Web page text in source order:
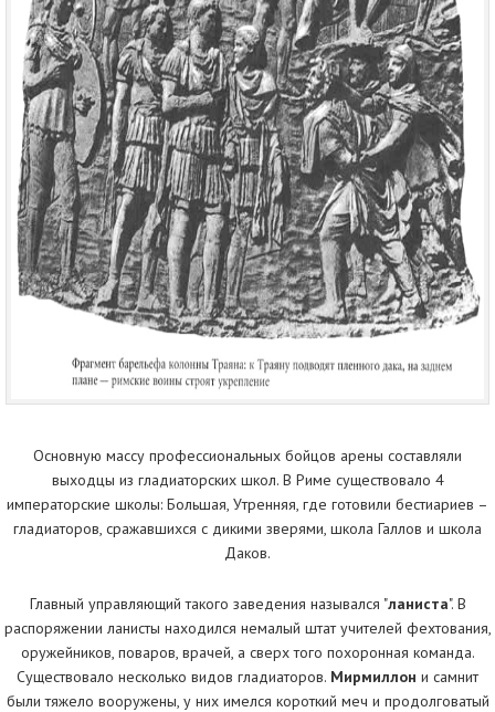
Основную массу профессиональных бойцов арены составляли
выходцы из гладиаторских школ. В Риме существовало 4
императорские школы: Большая, Утренняя, где готовили бестиариев –
гладиаторов, сражавшихся с дикими зверями, школа Галлов и школа
Даков.
Главный управляющий такого заведения назывался "ланиста". В
распоряжении ланисты находился немалый штат учителей фехтования,
оружейников, поваров, врачей, а сверх того похоронная команда.
Существовало несколько видов гладиаторов. Мирмиллон и самнит
были тяжело вооружены, у них имелся короткий меч и продолговатый